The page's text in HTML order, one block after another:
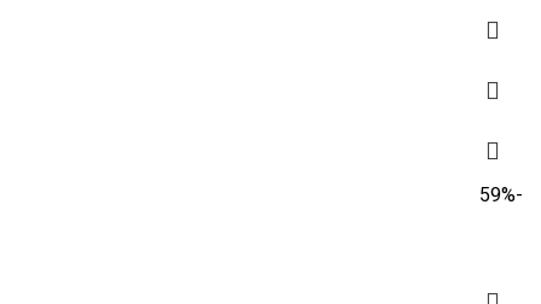
-59%